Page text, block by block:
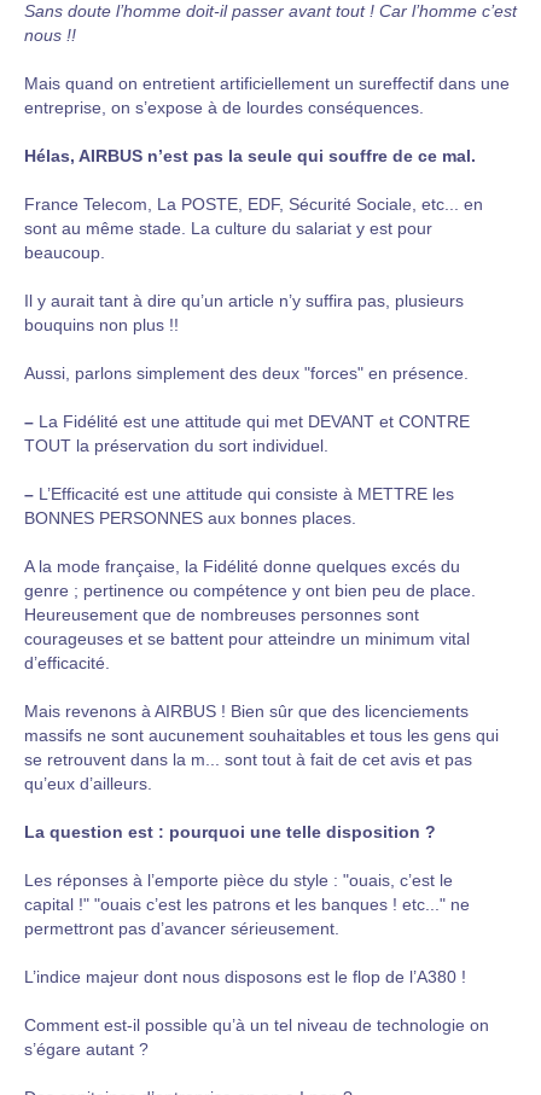
Sans doute l’homme doit-il passer avant tout ! Car l’homme c’est
nous !!
Mais quand on entretient artificiellement un sureffectif dans une
entreprise, on s’expose à de lourdes conséquences.
Hélas, AIRBUS n’est pas la seule qui souffre de ce mal.
France Telecom, La POSTE, EDF, Sécurité Sociale, etc... en
sont au même stade. La culture du salariat y est pour
beaucoup.
Il y aurait tant à dire qu’un article n’y suffira pas, plusieurs
bouquins non plus !!
Aussi, parlons simplement des deux "forces" en présence.
– La Fidélité est une attitude qui met DEVANT et CONTRE
TOUT la préservation du sort individuel.
– L’Efficacité est une attitude qui consiste à METTRE les
BONNES PERSONNES aux bonnes places.
A la mode française, la Fidélité donne quelques excés du
genre ; pertinence ou compétence y ont bien peu de place.
Heureusement que de nombreuses personnes sont
courageuses et se battent pour atteindre un minimum vital
d’efficacité.
Mais revenons à AIRBUS ! Bien sûr que des licenciements
massifs ne sont aucunement souhaitables et tous les gens qui
se retrouvent dans la m... sont tout à fait de cet avis et pas
qu’eux d’ailleurs.
La question est : pourquoi une telle disposition ?
Les réponses à l’emporte pièce du style : "ouais, c’est le
capital !" "ouais c’est les patrons et les banques ! etc..." ne
permettront pas d’avancer sérieusement.
L’indice majeur dont nous disposons est le flop de l’A380 !
Comment est-il possible qu’à un tel niveau de technologie on
s’égare autant ?